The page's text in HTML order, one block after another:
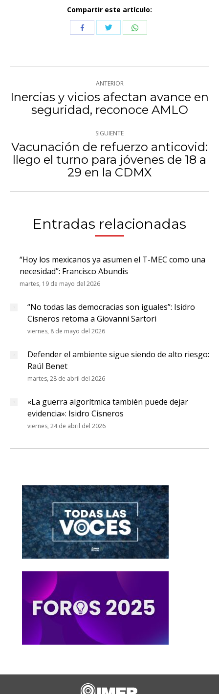
Compartir este artículo:
CompartirCompartirCompartir
Navegación
entre
publicaciones
ANTERIOR
Publicación
anterior:
Inercias y vicios afectan avance en
seguridad, reconoce AMLO
SIGUIENTE
Publicación
siguiente:
Vacunación de refuerzo anticovid:
llego el turno para jóvenes de 18 a
29 en la CDMX
Entradas relacionadas
“Hoy los mexicanos ya asumen el T-MEC como una
necesidad”: Francisco Abundis
martes, 19 de mayo del 2026
“No todas las democracias son iguales”: Isidro
Cisneros retoma a Giovanni Sartori
viernes, 8 de mayo del 2026
Defender el ambiente sigue siendo de alto riesgo:
Raúl Benet
martes, 28 de abril del 2026
«La guerra algorítmica también puede dejar
evidencia»: Isidro Cisneros
viernes, 24 de abril del 2026